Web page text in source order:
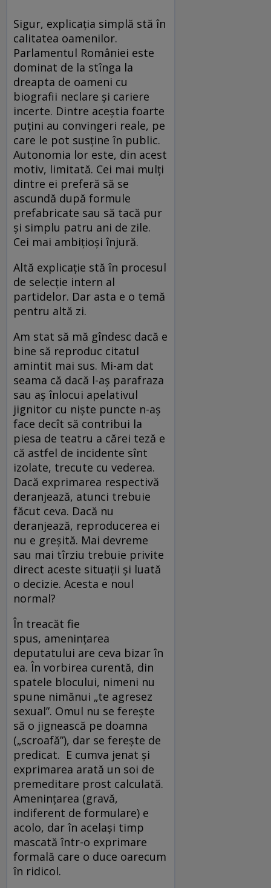
Sigur, explicația simplă stă în
calitatea oamenilor.
Parlamentul României este
dominat de la stînga la
dreapta de oameni cu
biografii neclare și cariere
incerte. Dintre aceștia foarte
puțini au convingeri reale, pe
care le pot susține în public.
Autonomia lor este, din acest
motiv, limitată. Cei mai mulți
dintre ei preferă să se
ascundă după formule
prefabricate sau să tacă pur
și simplu patru ani de zile.
Cei mai ambițioși înjură.
Altă explicație stă în procesul
de selecție intern al
partidelor. Dar asta e o temă
pentru altă zi.
Am stat să mă gîndesc dacă e
bine să reproduc citatul
amintit mai sus. Mi-am dat
seama că dacă l-aș parafraza
sau aș înlocui apelativul
jignitor cu niște puncte n-aș
face decît să contribui la
piesa de teatru a cărei teză e
că astfel de incidente sînt
izolate, trecute cu vederea.
Dacă exprimarea respectivă
deranjează, atunci trebuie
făcut ceva. Dacă nu
deranjează, reproducerea ei
nu e greșită. Mai devreme
sau mai tîrziu trebuie privite
direct aceste situații și luată
o decizie. Acesta e noul
normal?
În treacăt fie
spus, amenințarea
deputatului are ceva bizar în
ea. În vorbirea curentă, din
spatele blocului, nimeni nu
spune nimănui „te agresez
sexual”. Omul nu se ferește
să o jignească pe doamna
(„scroafă”), dar se ferește de
predicat. E cumva jenat și
exprimarea arată un soi de
premeditare prost calculată.
Amenințarea (gravă,
indiferent de formulare) e
acolo, dar în același timp
mascată într-o exprimare
formală care o duce oarecum
în ridicol.